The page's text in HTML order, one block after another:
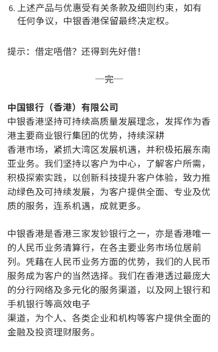
上述产品与优惠受有关条款及细则约束，如有
任何争议，中银香港保留最终决定权。
提示：借定唔借？还得到先好借！
─完─
中国银行（香港）有限公司
中银香港坚持可持续高质量发展理念，发挥作为香
港主要商业银行集团的优势，持续深耕
香港市场，紧抓大湾区发展机遇，并积极拓展东南
亚业务。我们坚持以客户为中心，了解客户所需，
积极探索实践，以创新科技提升客户体验，致力推
动绿色及可持续发展，为客户提供全面、专业及优
质的服务，连系机遇，成就更多。
中银香港是香港三家发钞银行之一，亦是香港唯一
的人民币业务清算行，在各主要业务市场位居前
列。凭藉在人民币业务方面的优势，我们的人民币
服务成为客户的当然选择。我们在香港透过最庞大
的分行网络及多元化的服务渠道，以及网上银行和
手机银行等高效电子
渠道，为个人、各类企业和机构等客户提供全面的
金融及投资理财服务。